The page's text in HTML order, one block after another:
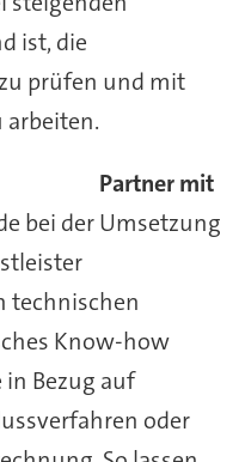
ist, die
prüfen und mit
arbeiten.
Partner mit
bei der Umsetzung
technischen
Know-how
Bezug auf
oder